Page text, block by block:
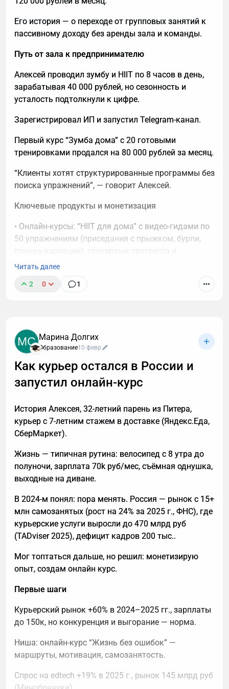
Его история — о переходе от групповых занятий к
пассивному доходу без аренды зала и команды.
Путь от зала к предпринимателю
Алексей проводил зумбу и HIIT по 8 часов в день,
зарабатывая 40 000 рублей, но сезонность и
усталость подтолкнули к цифре.
Зарегистрировал ИП и запустил Telegram-канал.
Первый курс “Зумба дома” с 20 готовыми
тренировками продался на 80 000 рублей за месяц.
“Клиенты хотят структурированные программы без
поиска упражнений”, — говорит Алексей.
Ключевые продукты и монетизация
• Онлайн-курсы: “HIIT для дома” с видео-гидами по
50 упражнениям (приседания с прыжком, бурпи,
питанием (4 990 руб.).
• Подписка: Клуб с еженедельными планами (фокус
Продвижение через видео о фитнес-дизайне и блог,
конверсия — 15%.
Уроки успеха
Алексей фокусируется на нише зумбы: планы
продвинутый — 5 с интервалами), добавляя
растяжку и дыхательные практики.
Тестирует на клиентах, отслеживая результаты
(минус 5–10 кг за курс).
Доход растёт на 27% ежемесячно, планы —
расширение на йогу.
“Фитнес в цифре — это удобные планы под жизнь.
Решайте боли аудитории опытом”, — советует он.
Запишись на курс “Фриланс 2026: Полный курс для
портфолио шаг за шагом.
Читать далее
2 0 1
MC Марина Долгих
Образование10 февр
Как курьер остался в России и
запустил онлайн-курс
История Алексея, 32-летний парень из Питера,
курьер с 7-летним стажем в доставке (Яндекс.Еда,
СберМаркет).
Жизнь — типичная рутина: велосипед с 8 утра до
полуночи, зарплата 70k руб/мес, съёмная однушка,
выходные на диване.
В 2024-м понял: пора менять. Россия — рынок с 15+
млн самозанятых (рост на 24% за 2025 г., ФНС), где
курьерские услуги выросли до 470 млрд руб
(TADviser 2025), дефицит кадров 200 тыс..
Мог топтаться дальше, но решил: монетизирую
опыт, создам онлайн курс.
Первые шаги
Курьерский рынок +60% в 2024–2025 гг., зарплаты
до 150к, но конкуренция и выгорание — норма.
Ниша: онлайн-курс “Жизнь без ошибок” —
маршруты, мотивация, самозанятость.
Спрос на edtech +19% в 2025 г., рынок 145 млрд руб